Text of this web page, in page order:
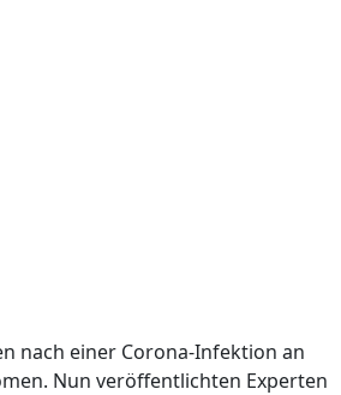
nach einer Corona-Infektion an
Nun veröffentlichten Experten